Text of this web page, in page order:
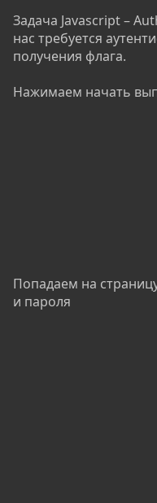
Задача Javascript –
нас требуется
получения флага.
Нажимаем начать
Попадаем на
и пароля